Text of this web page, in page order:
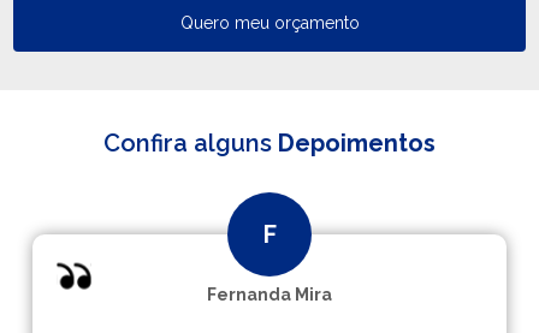
Quero meu orçamento
Confira alguns Depoimentos
Fernanda Mira